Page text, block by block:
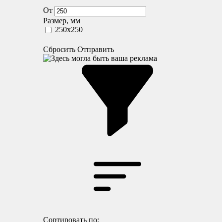
От
Размер, мм
250x250
Сбросить Отправить
Сортировать по: